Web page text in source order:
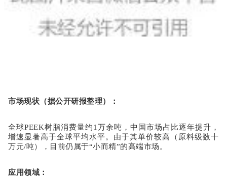
市场现状（据公开研报整理） ：
全球PEEK树脂消费量约1万余吨，中国市场占比逐年提升，
增速显著高于全球平均水平。由于其单价较高（原料级数十
万元/吨），目前仍属于“小而精”的高端市场。
应用领域 ：